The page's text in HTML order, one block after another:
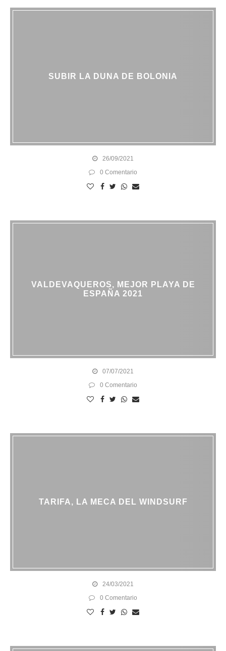
SUBIR LA DUNA DE BOLONIA
26/09/2021
0 Comentario
VALDEVAQUEROS, MEJOR PLAYA DE
ESPAÑA 2021
07/07/2021
0 Comentario
TARIFA, LA MECA DEL WINDSURF
24/03/2021
0 Comentario